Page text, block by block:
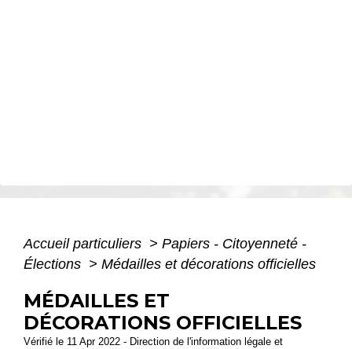
Accueil particuliers > Papiers - Citoyenneté -
Élections > Médailles et décorations officielles
MÉDAILLES ET
DÉCORATIONS OFFICIELLES
Vérifié le 11 Apr 2022 - Direction de l'information légale et